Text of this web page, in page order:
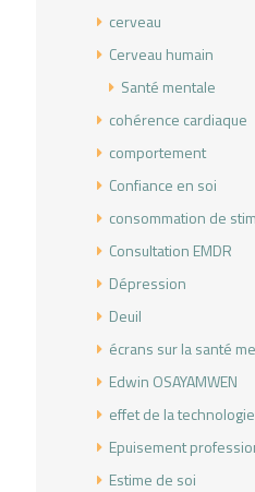
cerveau
Cerveau humain
Santé mentale
cohérence cardiaque
comportement
Confiance en soi
consommation de
Consultation EMDR
Dépression
Deuil
écrans sur la santé
Edwin OSAYAMWEN
effet de la
Epuisement
Estime de soi